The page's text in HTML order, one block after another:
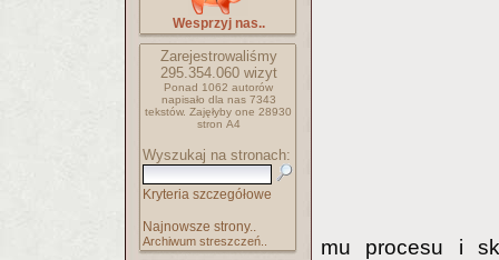
Wesprzyj nas..
Zarejestrowaliśmy
295.354.060wizyt
Ponad 1062 autorów
napisało dla nas 7343
tekstów. Zajęłyby one 28930
stron A4
Wyszukaj na stronach:
Kryteria szczegółowe
Najnowsze strony..
Archiwum streszczeń..
mu procesu i